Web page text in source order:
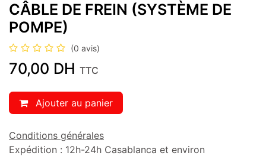
CÂBLE DE FREIN (SYSTÈME DE
POMPE)
(0 avis)
70,00 DH TTC
Ajouter au panier
Conditions générales
Expédition : 12h-24h Casablanca et environ